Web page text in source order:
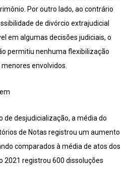
Por outro lado, ao contrário
de divórcio extrajudicial
em algumas decisões judiciais, o
permitiu nenhuma flexibilização
envolvidos.
de desjudicialização, a média do
de Notas registrou um aumento
comparados à média de atos dos
2021 registrou 600 dissoluções